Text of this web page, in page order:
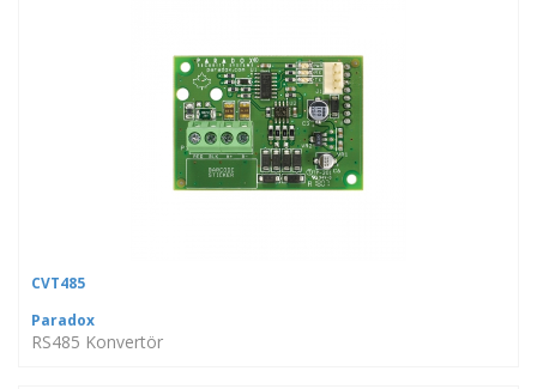
CVT485
Paradox
RS485 Konvertör